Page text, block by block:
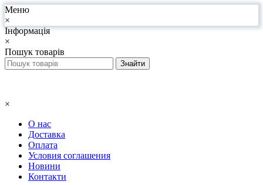
Меню
×
Інформація
×
Пошук товарів
×
О нас
Доставка
Оплата
Условия соглашения
Новини
Контакти